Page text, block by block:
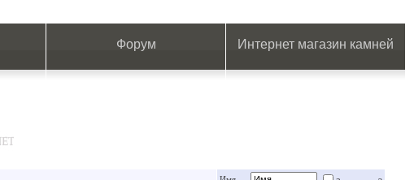
Форум Интернет магазин камней